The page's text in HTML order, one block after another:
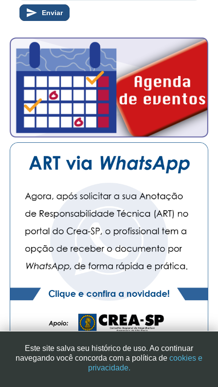
Enviar
SINDICATO DOS ENGENHEIROS NO ESTADO DE SÃO PAULO
Este site salva seu histórico de uso. Ao continuar
navegando você concorda com a política de cookies e
privacidade.